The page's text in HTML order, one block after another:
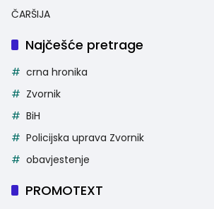
ČARŠIJA
Najčešće pretrage
crna hronika
Zvornik
BiH
Policijska uprava Zvornik
obavjestenje
PROMOTEXT